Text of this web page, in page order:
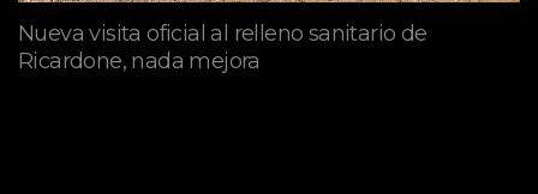
Nueva visita oficial al relleno sanitario de
Ricardone, nada mejora